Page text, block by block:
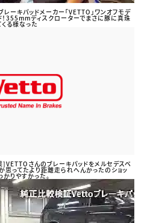
ーキパッドメーカー「VETTO」ワンオフモデ
！355mmディスクローターでまさに豚に真珠
る様なった
さんのブレーキパッドをメルセデスベ
思ってたより距離走られへんかったのショッ
かりやすかった。